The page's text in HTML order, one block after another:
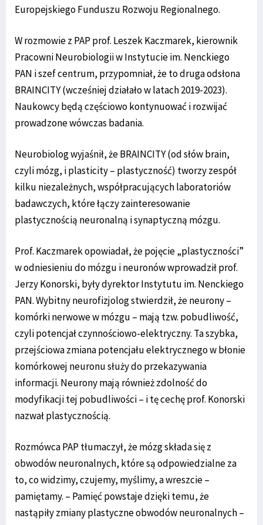
Europejskiego Funduszu Rozwoju Regionalnego.
W rozmowie z PAP prof. Leszek Kaczmarek, kierownik
Pracowni Neurobiologii w Instytucie im. Nenckiego
PAN i szef centrum, przypomniał, że to druga odsłona
BRAINCITY (wcześniej działało w latach 2019-2023).
Naukowcy będą częściowo kontynuować i rozwijać
prowadzone wówczas badania.
Neurobiolog wyjaśnił, że BRAINCITY (od słów brain,
czyli mózg, i plasticity – plastyczność) tworzy zespół
kilku niezależnych, współpracujących laboratoriów
badawczych, które łączy zainteresowanie
plastycznością neuronalną i synaptyczną mózgu.
Prof. Kaczmarek opowiadał, że pojęcie „plastyczności”
w odniesieniu do mózgu i neuronów wprowadził prof.
Jerzy Konorski, były dyrektor Instytutu im. Nenckiego
PAN. Wybitny neurofizjolog stwierdził, że neurony –
komórki nerwowe w mózgu – mają tzw. pobudliwość,
czyli potencjał czynnościowo-elektryczny. Ta szybka,
przejściowa zmiana potencjału elektrycznego w błonie
komórkowej neuronu służy do przekazywania
informacji. Neurony mają również zdolność do
modyfikacji tej pobudliwości – i tę cechę prof. Konorski
nazwał plastycznością.
Rozmówca PAP tłumaczył, że mózg składa się z
obwodów neuronalnych, które są odpowiedzialne za
to, co widzimy, czujemy, myślimy, a wreszcie –
pamiętamy. – Pamięć powstaje dzięki temu, że
nastąpiły zmiany plastyczne obwodów neuronalnych –